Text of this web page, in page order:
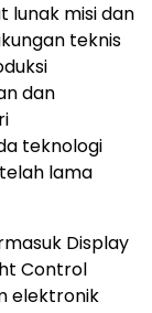
lunak misi dan
teknis
dan
teknologi
lama
Display
Control
elektronik